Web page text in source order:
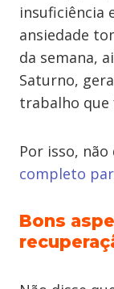
insuficiência
ansiedade
da semana,
Saturno,
trabalho que
Por isso, não
completo
Bons